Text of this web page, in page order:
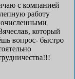
с компанией
работу
который
вопрос- быстро